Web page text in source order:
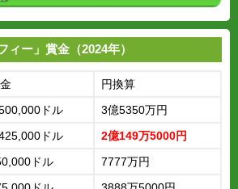
ィー」賞金（2024年）
円換算
ドル
3億5350万円
ドル
2億149万5000円
ドル
7777万円